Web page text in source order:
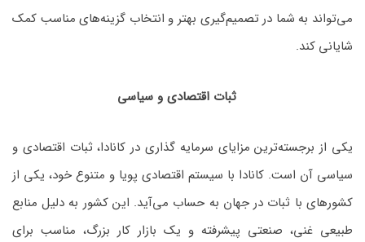
می‌تواند به شما در تصمیم‌گیری بهتر و انتخاب گزینه‌های مناسب کمک
شایانی کند.
ثبات اقتصادی و سیاسی
یکی از برجسته‌ترین مزایای سرمایه گذاری در کانادا، ثبات اقتصادی و
سیاسی آن است. کانادا با سیستم اقتصادی پویا و متنوع خود، یکی از
کشورهای با ثبات در جهان به حساب می‌آید. این کشور به دلیل منابع
طبیعی غنی، صنعتی پیشرفته و یک بازار کار بزرگ، مناسب برای